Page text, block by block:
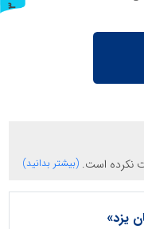
نکرده است. (بیشتر بدانید)
یزد»
ر
و
ن
د
ه